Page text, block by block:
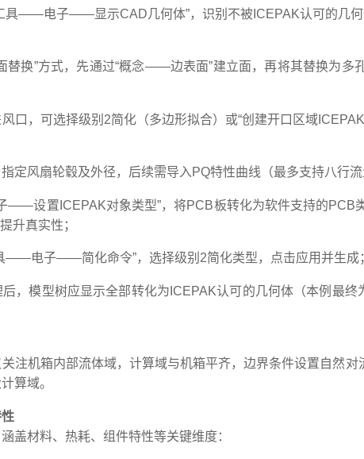
具——电子——显示CAD几何体”，识别不被ICEPAK认可的几何
替换”方式，先通过“概念——边表面”建立面，再将其替换为多
口，可选择级别2简化（多边形拟合）或“创建开口区域
定风扇轮毂及外径，后续需导入PQ特性曲线（最多支持八行流
设置ICEPAK对象类型”，将PCB板转化为软件支持的PCB
升真实性；
——电子——简化命令”，选择级别2简化类型，点击应用并生成
，模型树应显示全部转化为ICEPAK认可的几何体（本例最
注机箱内部流体域，计算域与机箱平齐，边界条件设置自然对
算域。
盖材料、热耗、组件特性等关键维度：